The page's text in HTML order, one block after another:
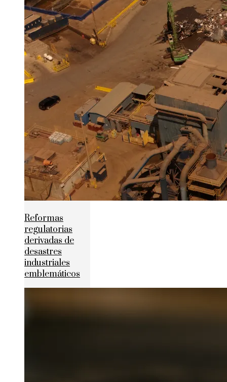
Reformas
regulatorias
derivadas de
desastres
industriales
emblemáticos